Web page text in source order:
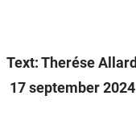
Text: Therése Allard
17 september 2024